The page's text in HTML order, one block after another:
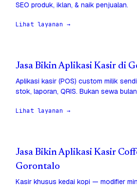
SEO produk, iklan, & naik penjualan.
Lihat layanan →
Jasa Bikin Aplikasi Kasir di
Aplikasi kasir (POS) custom milik
stok, laporan, QRIS. Bukan sewa
Lihat layanan →
Jasa Bikin Aplikasi Kasir
Gorontalo
Kasir khusus kedai kopi — modifier